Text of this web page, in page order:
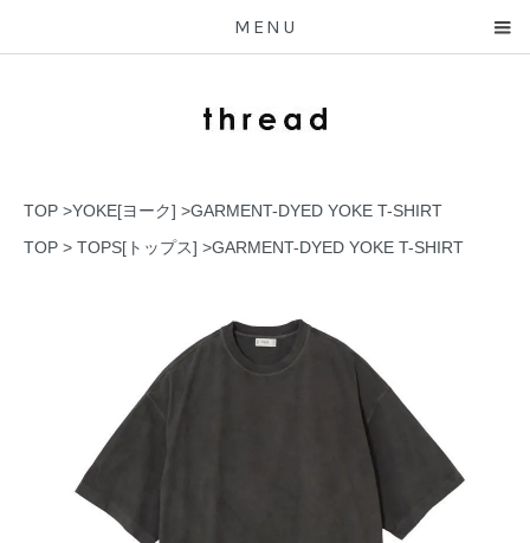
MENU
TOP >YOKE[ヨーク] >GARMENT-DYED YOKE T-SHIRT
TOP > TOPS[トップス] >GARMENT-DYED YOKE T-SHIRT